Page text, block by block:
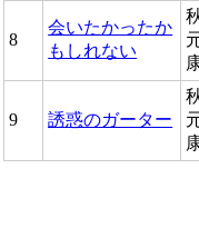
8
会いたかったか
もしれない
9 誘惑のガーター